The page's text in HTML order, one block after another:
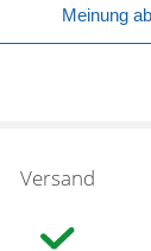
Versand